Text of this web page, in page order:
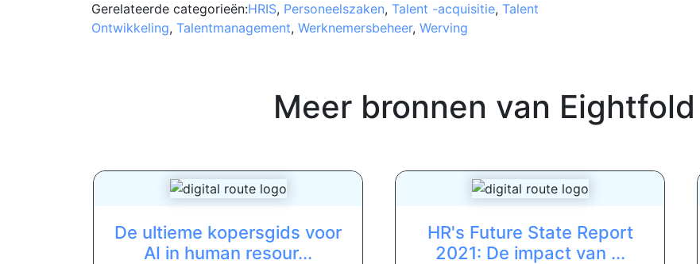
Gerelateerde categorieën:HRIS, Personeelszaken, Talent -acquisitie, Talent
Ontwikkeling, Talentmanagement, Werknemersbeheer, Werving
Meer bronnen van Eightfold
De ultieme kopersgids voor
AI in human resour...
HR's Future State Report
2021: De impact van ...